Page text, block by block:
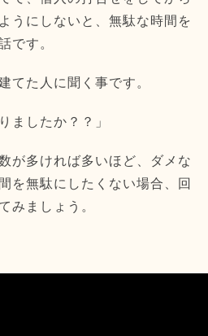
うにしないと、無駄な時間を
です。
てた人に聞く事です。
ましたか？？」
が多ければ多いほど、ダメな
を無駄にしたくない場合、回
みましょう。